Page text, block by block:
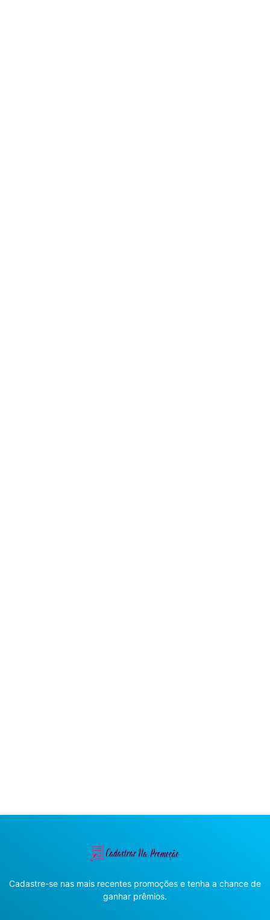
Cadastre-se nas mais recentes promoções e tenha a chance de
ganhar prêmios.